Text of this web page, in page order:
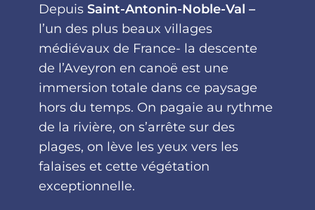
Depuis Saint-Antonin-Noble-Val –
l’un des plus beaux villages
médiévaux de France- la descente
de l’Aveyron en canoë est une
immersion totale dans ce paysage
hors du temps. On pagaie au rythme
de la rivière, on s’arrête sur des
plages, on lève les yeux vers les
falaises et cette végétation
exceptionnelle.